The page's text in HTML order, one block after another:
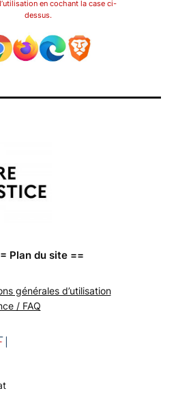
en cochant la case ci-
dessus.
Plan du site ==
générales d’utilisation
/ FAQ